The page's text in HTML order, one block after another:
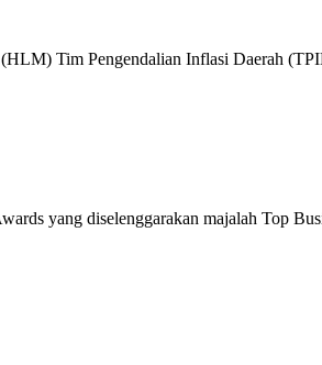
Tim Pengendalian Inflasi Daerah
yang diselenggarakan majalah Top